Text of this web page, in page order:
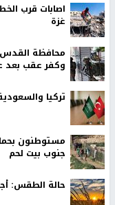
اصابات قرب
غزة
محافظة القدس:
وكفر عقب بعد
تركيا
مستوطنون
جنوب بيت لحم
حالة الطقس: